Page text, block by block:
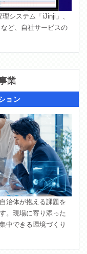
システム「iJinji」、
ど、自社サービスの
業
ョン
治体が抱える課題を
。現場に寄り添った
中できる環境づくり